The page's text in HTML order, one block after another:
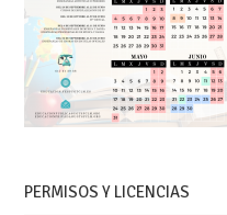
PERMISOS Y LICENCIAS